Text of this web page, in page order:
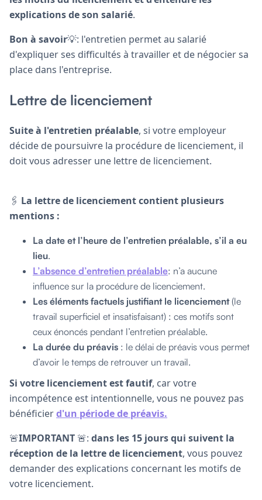
explications de son salarié.
Bon à savoir💡: l'entretien permet au salarié
d'expliquer ses difficultés à travailler et de négocier sa
place dans l'entreprise.
Lettre de licenciement
Suite à l'entretien préalable, si votre employeur
décide de poursuivre la procédure de licenciement, il
doit vous adresser une lettre de licenciement.
🖇 La lettre de licenciement contient plusieurs
mentions :
La date et l’heure de l’entretien préalable, s’il a eu
lieu.
L’absence d’entretien préalable: n’a aucune
influence sur la procédure de licenciement.
Les éléments factuels justifiant le licenciement(le
travail superficiel et insatisfaisant) : ces motifs sont
ceux énoncés pendant l’entretien préalable.
La durée du préavis : le délai de préavis vous permet
d’avoir le temps de retrouver un travail.
Si votre licenciement est fautif, car votre
incompétence est intentionnelle, vous ne pouvez pas
bénéficierd'un période de préavis.
🚨IMPORTANT 🚨: dans les 15 jours qui suivent la
réception de la lettre de licenciement, vous pouvez
demander des explications concernant les motifs de
votre licenciement.